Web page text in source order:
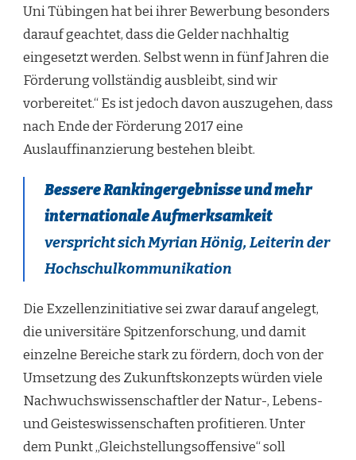
Uni Tübingen hat bei ihrer Bewerbung besonders
darauf geachtet, dass die Gelder nachhaltig
eingesetzt werden. Selbst wenn in fünf Jahren die
Förderung vollständig ausbleibt, sind wir
vorbereitet.“ Es ist jedoch davon auszugehen, dass
nach Ende der Förderung 2017 eine
Auslauffinanzierung bestehen bleibt.
Bessere Rankingergebnisse und mehr
internationale Aufmerksamkeit
verspricht sich Myrian Hönig, Leiterin der
Hochschulkommunikation
Die Exzellenzinitiative sei zwar darauf angelegt,
die universitäre Spitzenforschung, und damit
einzelne Bereiche stark zu fördern, doch von der
Umsetzung des Zukunftskonzepts würden viele
Nachwuchswissenschaftler der Natur-, Lebens-
und Geisteswissenschaften profitieren. Unter
dem Punkt „Gleichstellungsoffensive“ soll